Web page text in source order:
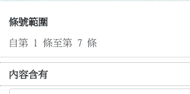
條號範圍
自第 1 條至第 7 條
內容含有